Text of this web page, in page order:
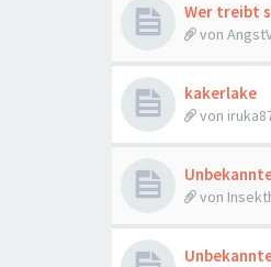
Wer treibt
von
kakerlake
von
von